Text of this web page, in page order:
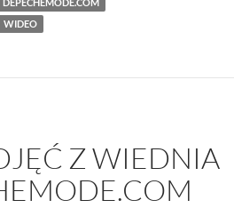
DEPECHEMODE.COM
WIDEO
Z WIEDNIA